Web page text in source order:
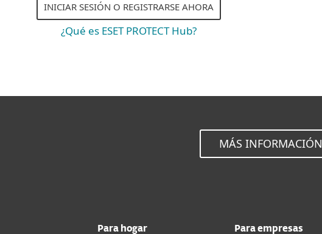
INICIAR SESIÓN O REGISTRARSE AHORA
¿Qué es ESET PROTECT Hub?
MÁS INFORMACIÓN
Para hogar Para empresas